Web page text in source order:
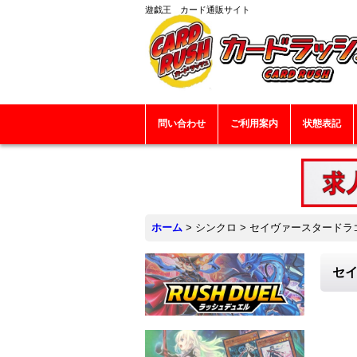
遊戯王 カード通販サイト
問い合わせ ご利用案内 状態表記
ホーム > シンクロ > セイヴァースタード
セ